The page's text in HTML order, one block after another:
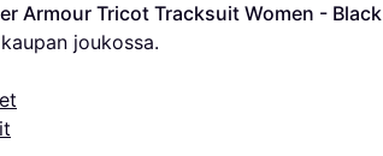
Armour Tricot Tracksuit Women - Black
kaupan joukossa.